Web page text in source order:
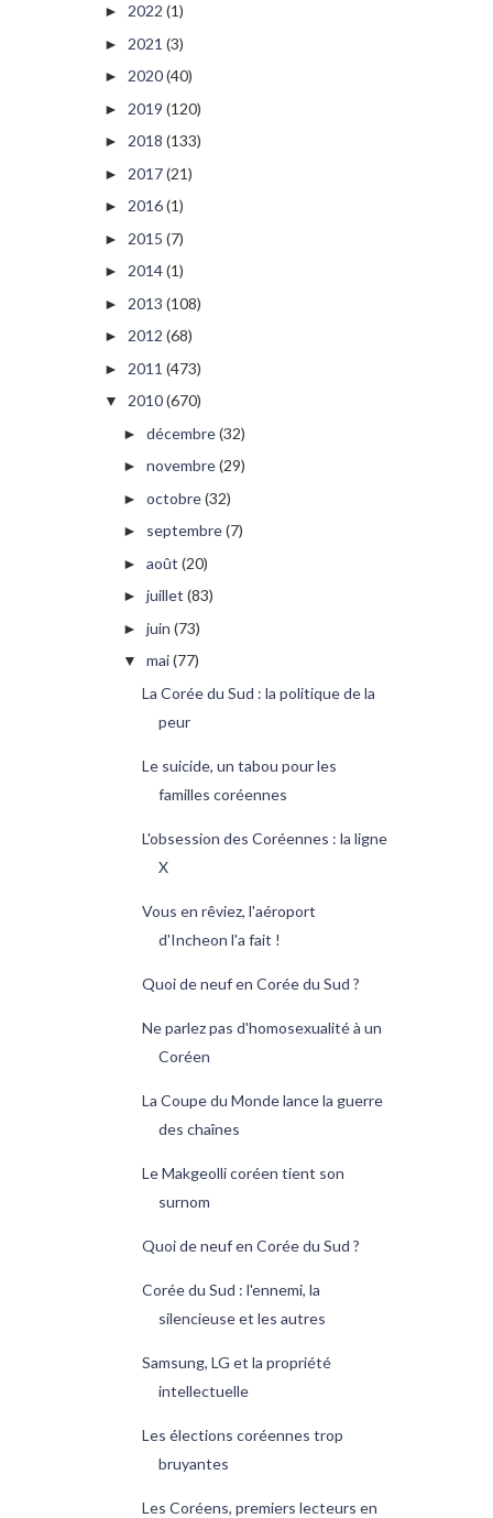
► 2022 (1)
► 2021 (3)
► 2020(40)
► 2019 (120)
► 2018 (133)
► 2017(21)
► 2016(1)
► 2015 (7)
► 2014(1)
► 2013 (108)
► 2012 (68)
► 2011 (473)
▼ 2010(670)
► décembre(32)
► novembre(29)
► octobre(32)
► septembre(7)
► août (20)
► juillet (83)
► juin (73)
▼ mai(77)
La Corée du Sud : la politique de la
peur
Le suicide, un tabou pour les
familles coréennes
L'obsession des Coréennes : la ligne
X
Vous en rêviez, l'aéroport
d'Incheon l'a fait !
Quoi de neuf en Corée du Sud ?
Ne parlez pas d'homosexualité à un
Coréen
La Coupe du Monde lance la guerre
des chaînes
Le Makgeolli coréen tient son
surnom
Quoi de neuf en Corée du Sud ?
Corée du Sud : l'ennemi, la
silencieuse et les autres
Samsung, LG et la propriété
intellectuelle
Les élections coréennes trop
bruyantes
Les Coréens, premiers lecteurs en